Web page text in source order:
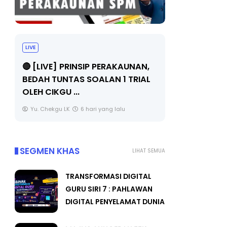
LIVE
🔴 [LIVE] PRINSIP PERAKAUNAN,
BEDAH TUNTAS SOALAN 1 TRIAL
OLEH CIKGU ...
Yu. Chekgu LK 6 hari yang lalu
LIHAT SEMUA
SEGMEN KHAS
TRANSFORMASI DIGITAL
GURU SIRI 7 : PAHLAWAN
DIGITAL PENYELAMAT DUNIA